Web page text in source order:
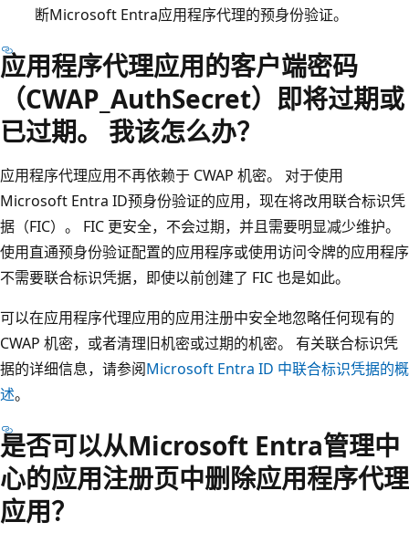
断Microsoft Entra应用程序代理的预身份验证。
应用程序代理应用的客户端密码
（CWAP_AuthSecret）即将过期或
已过期。 我该怎么办？
应用程序代理应用不再依赖于 CWAP 机密。 对于使用
Microsoft Entra ID预身份验证的应用，现在将改用联合标识凭
据（FIC）。 FIC 更安全，不会过期，并且需要明显减少维护。
使用直通预身份验证配置的应用程序或使用访问令牌的应用程序
不需要联合标识凭据，即使以前创建了 FIC 也是如此。
可以在应用程序代理应用的应用注册中安全地忽略任何现有的
CWAP 机密，或者清理旧机密或过期的机密。 有关联合标识凭
据的详细信息，请参阅Microsoft Entra ID 中联合标识凭据的概
述。
是否可以从Microsoft Entra管理中
心的应用注册页中删除应用程序代理
应用？